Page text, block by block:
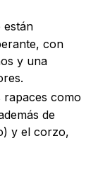
están
con
y una
rapaces como
de
y el corzo,